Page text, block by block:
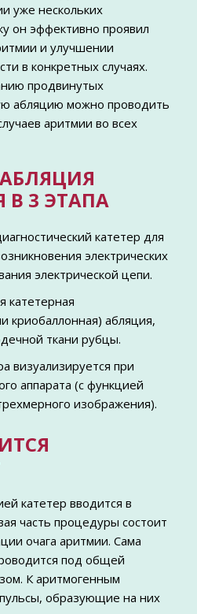
уже нескольких
он эффективно проявил
и улучшении
в конкретных случаях.
продвинутых
абляцию можно проводить
аритмии во всех
В 3 ЭТАПА
катетер для
электрических
электрической цепи.
катетерная
криобаллонная) абляция,
ткани рубцы.
визуализируется при
аппарата (с функцией
изображения).
катетер вводится в
часть процедуры состоит
очага аритмии. Сама
под общей
К аритмогенным
образующие на них